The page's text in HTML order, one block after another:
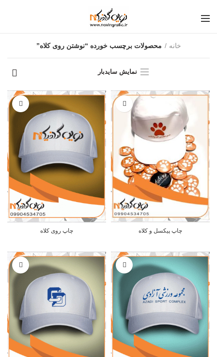
خانه محصولات برچسب خورده “نوشتن روی کلاه”
نمایش سایدبار
چاپ پیکسل و کلاه چاپ روی کلاه